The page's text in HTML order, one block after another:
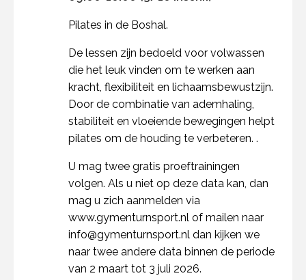
Pilates in de Boshal.
De lessen zijn bedoeld voor volwassen
die het leuk vinden om te werken aan
kracht, flexibiliteit en lichaamsbewustzijn.
Door de combinatie van ademhaling,
stabiliteit en vloeiende bewegingen helpt
pilates om de houding te verbeteren. .
U mag twee gratis proeftrainingen
volgen. Als u niet op deze data kan, dan
mag u zich aanmelden via
www.gymenturnsport.nl of mailen naar
info@gymenturnsport.nl dan kijken we
naar twee andere data binnen de periode
van 2 maart tot 3 juli 2026.